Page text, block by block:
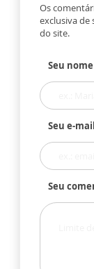
Os
exclusiva de
do site.
Seu nome
Seu e-mail
Seu